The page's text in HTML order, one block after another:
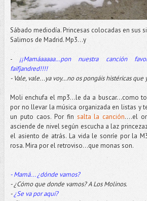
Sábado mediodía. Princesas colocadas en sus
Salimos de Madrid. Mp3…y
- ¡¡Mamáaaaaa…pon nuestra canción
faifjandred!!!!
- Vale, vale...ya voy…no os pongáis histéricas que
Moli enchufa el mp3...le da a buscar...como
por no llevar la música organizada en listas y
un puto caos. Por fin salta la canción….el
asciende de nivel según escucha a laz
el asiento de atrás. La vida le sonríe por la
rosa. Mira por el retroviso...que monas son.
- Mamá... ¿dónde vamos?
- ¿Cómo que donde vamos? A Los Molinos.
-¿Se va por aquí?